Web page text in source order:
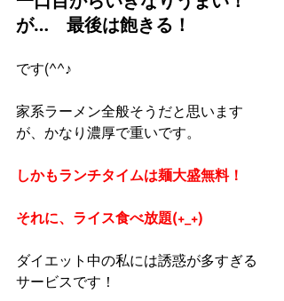
が…　最後は飽きる！
です(^^♪
家系ラーメン全般そうだと思います
が、かなり濃厚で重いです。
しかもランチタイムは麺大盛無料！
それに、ライス食べ放題(+_+)
ダイエット中の私には誘惑が多すぎる
サービスです！